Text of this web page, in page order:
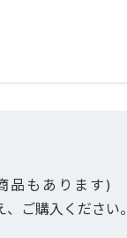
品もあります)
ご購入ください。